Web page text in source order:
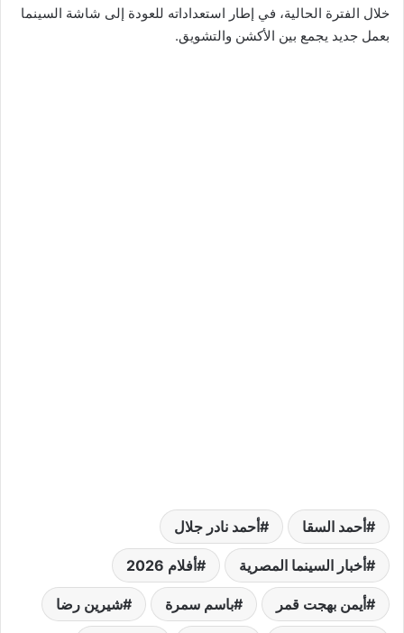
خلال الفترة الحالية، في إطار استعداداته للعودة إلى شاشة السينما
بعمل جديد يجمع بين الأكشن والتشويق.
أحمد السقا أحمد نادر جلال
أخبار السينما المصرية أفلام 2026
أيمن بهجت قمر باسم سمرة شيرين رضا